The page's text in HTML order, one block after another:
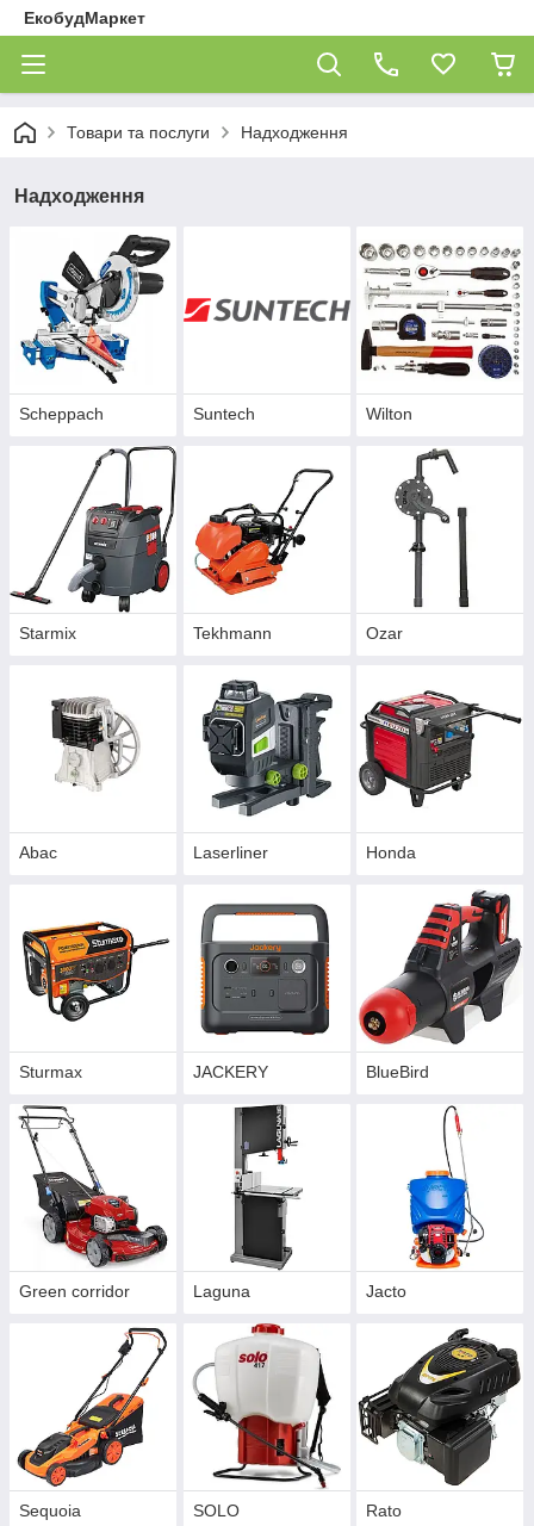
ЕкобудМаркет
Товари та послуги Надходження
Надходження
Scheppach Suntech Wilton
Starmix Tekhmann Ozar
Abac Laserliner Honda
Sturmax JACKERY BlueBird
Green corridor Laguna Jacto
Sequoia SOLO Rato